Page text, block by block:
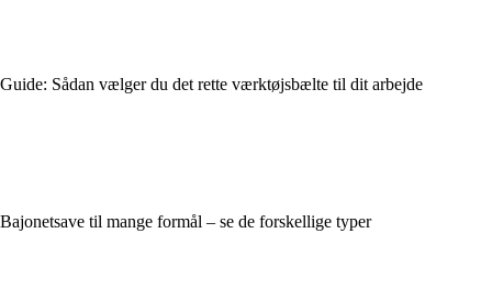
Guide: Sådan vælger du det rette værktøjsbælte til dit arbejde
Bajonetsave til mange formål – se de forskellige typer